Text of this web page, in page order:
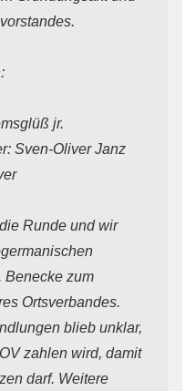
jr.
Sven-Oliver Janz
Runde und wir
Benecke zum
Ortsverbandes.
blieb unklar,
zahlen wird, damit
darf. Weitere